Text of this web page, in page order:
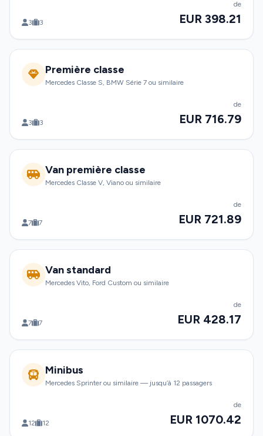
3 3
de
EUR 398.21
Première classe
Mercedes Classe S, BMW Série 7 ou similaire
3 3
de
EUR 716.79
Van première classe
Mercedes Classe V, Viano ou similaire
7 7
de
EUR 721.89
Van standard
Mercedes Vito, Ford Custom ou similaire
7 7
de
EUR 428.17
Minibus
Mercedes Sprinter ou similaire — jusqu’à 12 passagers
12 12
de
EUR 1070.42